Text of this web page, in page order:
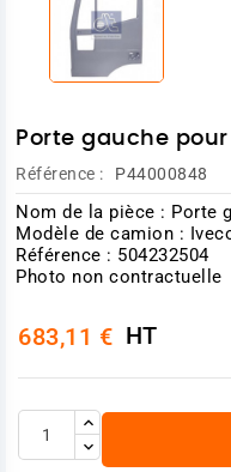
Porte gauche
Référence : P44000848
Nom de la pièce : Porte
Modèle de camion :
Référence : 504232504
Photo non contractuelle
683,11 € HT